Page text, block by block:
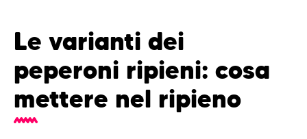
Le varianti dei
peperoni ripieni: cosa
mettere nel ripieno